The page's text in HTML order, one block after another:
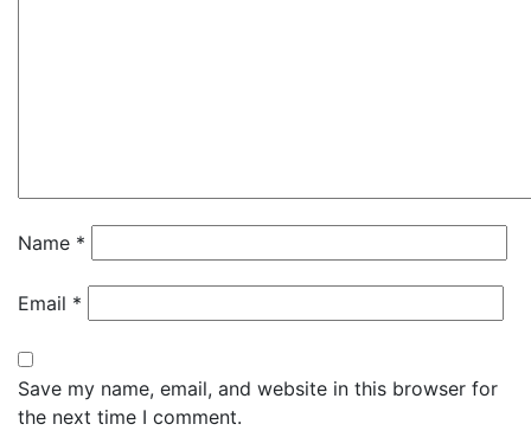
Name *
Email *
Save my name, email, and website in this browser for
the next time I comment.